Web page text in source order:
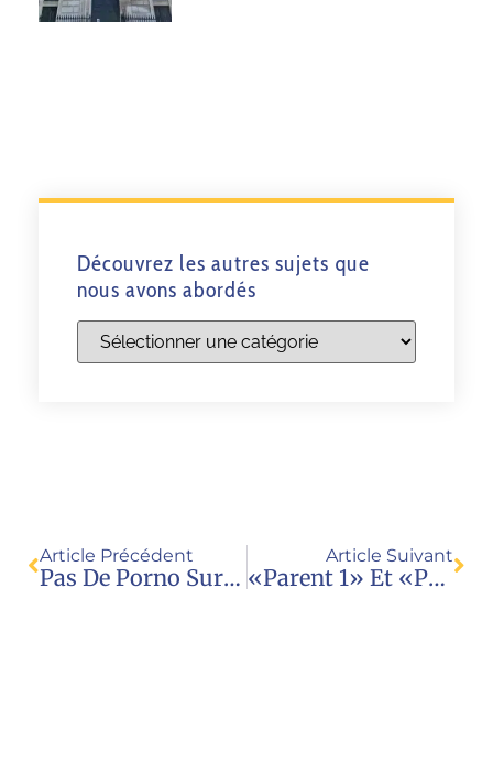
Découvrez les autres sujets que
nous avons abordés
Article Précédent
Pas De Porno Sur Les Stades De Rugby : Merci La Ligue!
Article Suivant
«Parent 1» Et «parent 2» Sur Les Formulaires Scolaires : Décryptage